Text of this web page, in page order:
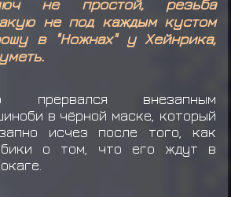
не простой, резьба
не под каждым кустом
в "Ножнах" у Хейнрика,
прервался внезапным
в чёрной маске, который
исчез после того, как
о том, что его ждут в